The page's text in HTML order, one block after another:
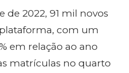
2022, 91 mil novos
com um
em relação ao ano
matrículas no quarto